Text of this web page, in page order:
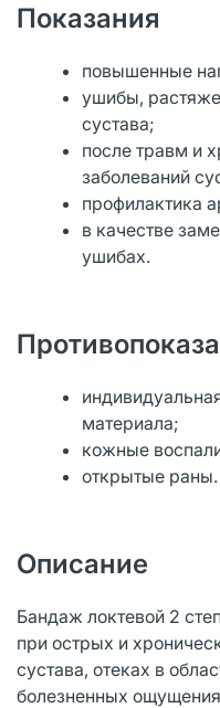
Показания
повышенные
ушибы,
сустава;
после травм и
заболеваний
профилактика
в качестве
ушибах.
материала;
кожные
открытые раны.
Описание
Бандаж локтевой 2
при острых и
сустава, отеках в
болезненных